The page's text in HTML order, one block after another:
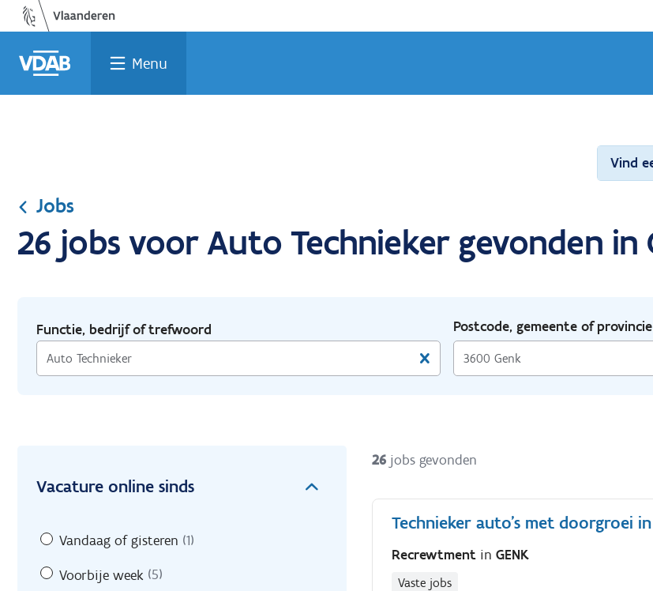
Ga
naar
de
inhoud
Vind
een
job
Vind
een
opleiding
Welke
job
past
bij
Terug
naar
home
Menu
Vind
Jobs
26 jobs voor Auto Technieker gevonden in
Functie, bedrijf of trefwoord
Postcode, gemeente of provincie
Vacature online sinds
Vandaag of gisteren (1)
Voorbije week (5)
26 jobs gevonden
Technieker auto's met doorgroei in
Recrewtment inGENK
Vaste jobs